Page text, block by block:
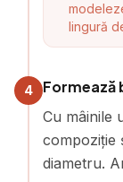
lingură
4 Formează
Cu mâinile
compoziție
diametru.